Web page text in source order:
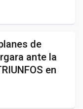
de
ante la
en